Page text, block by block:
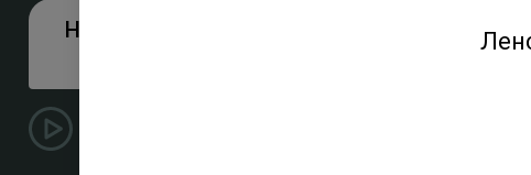
Новая квартира в трейд-